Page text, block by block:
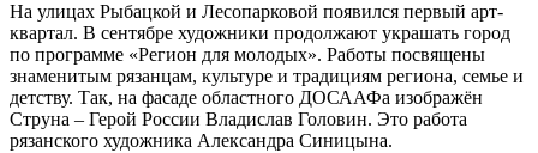
На улицах Рыбацкой и Лесопарковой появился первый арт-
квартал. В сентябре художники продолжают украшать город
по программе «Регион для молодых». Работы посвящены
знаменитым рязанцам, культуре и традициям региона, семье и
детству. Так, на фасаде областного ДОСААФа изображён
Струна – Герой России Владислав Головин. Это работа
рязанского художника Александра Синицына.